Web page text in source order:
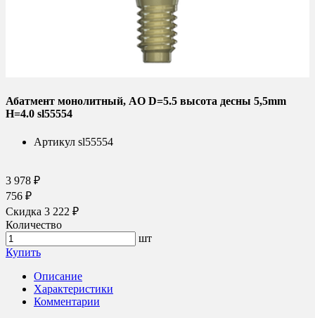
Абатмент монолитный, AO D=5.5 высота десны 5,5mm
H=4.0 sl55554
Артикул sl55554
3 978 ₽
756 ₽
Скидка 3 222 ₽
Количество
шт
Купить
Описание
Характеристики
Комментарии